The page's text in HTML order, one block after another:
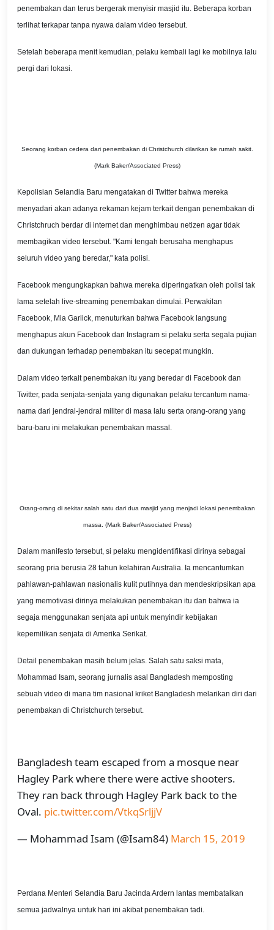
penembakan dan terus bergerak menyisir masjid itu. Beberapa korban
terlihat terkapar tanpa nyawa dalam video tersebut.
Setelah beberapa menit kemudian, pelaku kembali lagi ke mobilnya lalu
pergi dari lokasi.
Seorang korban cedera dari penembakan di Christchurch dilarikan ke rumah sakit.
(Mark Baker/Associated Press)
Kepolisian Selandia Baru mengatakan di Twitter bahwa mereka
menyadari akan adanya rekaman kejam terkait dengan penembakan di
Christchruch berdar di internet dan menghimbau netizen agar tidak
membagikan video tersebut. "Kami tengah berusaha menghapus
seluruh video yang beredar," kata polisi.
Facebook mengungkapkan bahwa mereka diperingatkan oleh polisi tak
lama setelah live-streaming penembakan dimulai. Perwakilan
Facebook, Mia Garlick, menuturkan bahwa Facebook langsung
menghapus akun Facebook dan Instagram si pelaku serta segala pujian
dan dukungan terhadap penembakan itu secepat mungkin.
Dalam video terkait penembakan itu yang beredar di Facebook dan
Twitter, pada senjata-senjata yang digunakan pelaku tercantum nama-
nama dari jendral-jendral militer di masa lalu serta orang-orang yang
baru-baru ini melakukan penembakan massal.
Orang-orang di sekitar salah satu dari dua masjid yang menjadi lokasi penembakan
massa. (Mark Baker/Associated Press)
Dalam manifesto tersebut, si pelaku mengidentifikasi dirinya sebagai
seorang pria berusia 28 tahun kelahiran Australia. Ia mencantumkan
pahlawan-pahlawan nasionalis kulit putihnya dan mendeskripsikan apa
yang memotivasi dirinya melakukan penembakan itu dan bahwa ia
segaja menggunakan senjata api untuk menyindir kebijakan
kepemilikan senjata di Amerika Serikat.
Detail penembakan masih belum jelas. Salah satu saksi mata,
Mohammad Isam, seorang jurnalis asal Bangladesh memposting
sebuah video di mana tim nasional kriket Bangladesh melarikan diri dari
penembakan di Christchurch tersebut.
Bangladesh team escaped from a mosque near
Hagley Park where there were active shooters.
They ran back through Hagley Park back to the
Oval. pic.twitter.com/VtkqSrljjV
— Mohammad Isam (@Isam84) March 15, 2019
Perdana Menteri Selandia Baru Jacinda Ardern lantas membatalkan
semua jadwalnya untuk hari ini akibat penembakan tadi.